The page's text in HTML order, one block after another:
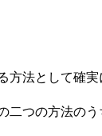
方法として確
二つの方法の